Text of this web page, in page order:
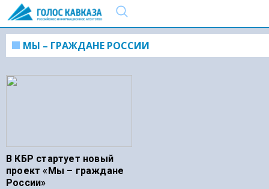
МЫ – ГРАЖДАНЕ РОССИИ
В КБР стартует новый
проект «Мы – граждане
России»